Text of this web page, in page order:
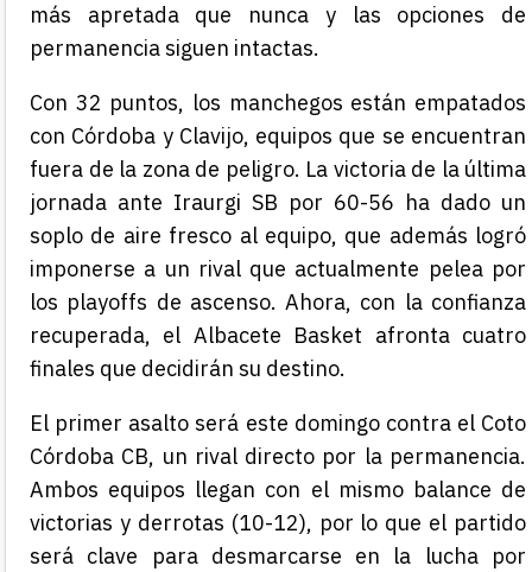
más apretada que nunca y las opciones de
permanencia siguen intactas.
Con 32 puntos, los manchegos están empatados
con Córdoba y Clavijo, equipos que se encuentran
fuera de la zona de peligro. La victoria de la última
jornada ante Iraurgi SB por 60-56 ha dado un
soplo de aire fresco al equipo, que además logró
imponerse a un rival que actualmente pelea por
los playoffs de ascenso. Ahora, con la confianza
recuperada, el Albacete Basket afronta cuatro
finales que decidirán su destino.
El primer asalto será este domingo contra el Coto
Córdoba CB, un rival directo por la permanencia.
Ambos equipos llegan con el mismo balance de
victorias y derrotas (10-12), por lo que el partido
será clave para desmarcarse en la lucha por